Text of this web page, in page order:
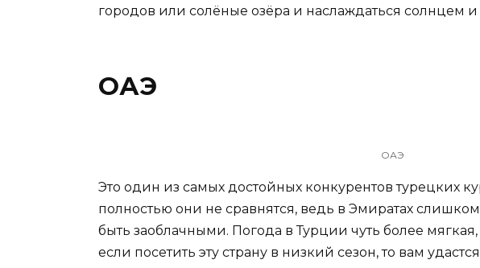
городов или солёные озёра и наслаждаться солнцем
ОАЭ
ОАЭ
Это один из самых достойных конкурентов турецких
полностью они не сравнятся, ведь в Эмиратах
быть заоблачными. Погода в Турции чуть более
если посетить эту страну в низкий сезон, то вам